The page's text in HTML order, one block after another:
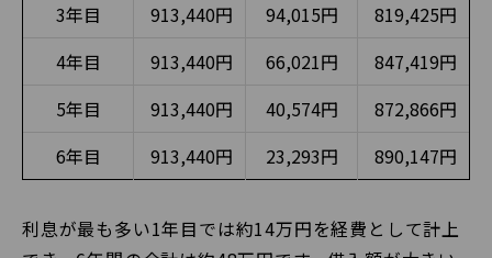
3年目
913,440円 94,015円
819,425円
4年目
913,440円 66,021円
847,419円
5年目
913,440円 40,574円
872,866円
6年目
913,440円 23,293円 890,147円
利息が最も多い1年目では約14万円を経費として計上